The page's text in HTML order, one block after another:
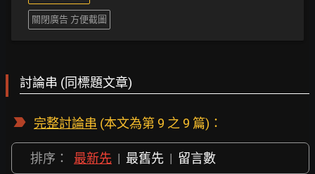
關閉廣告 方便截圖
討論串 (同標題文章)
完整討論串 (本文為第 9 之 9 篇)：
排序： 最新先 | 最舊先 | 留言數